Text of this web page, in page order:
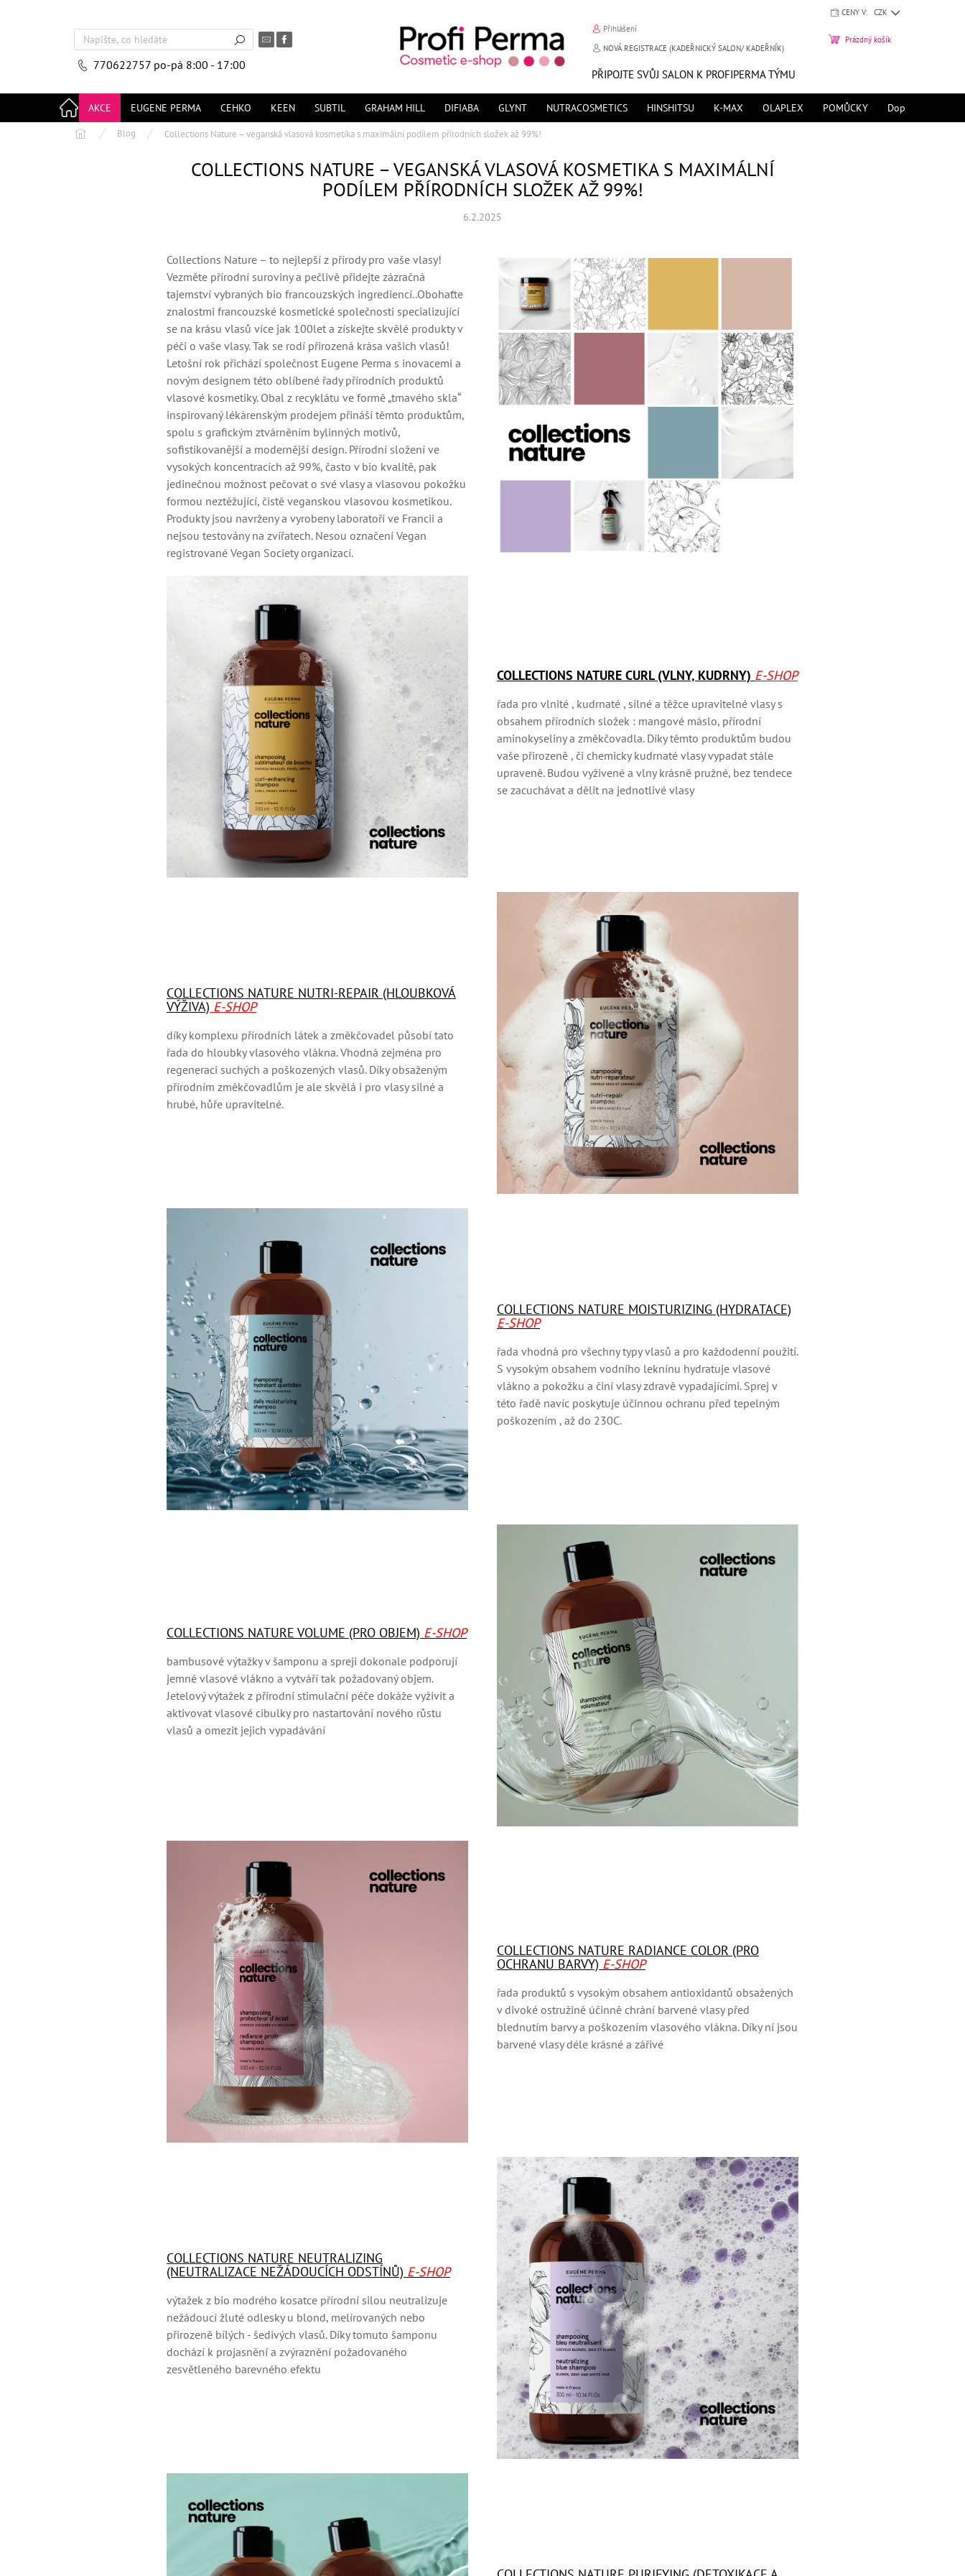
CENY V:
CZK
Přihlášení
NOVÁ REGISTRACE (KADEŘNICKÝ SALON/ KADEŘNÍK)
PŘIPOJTE SVŮJ SALON K PROFIPERMA TÝMU
770622757 po-pá 8:00 - 17:00
NÁKUPNÍ
Prázdný košík
AKCE EUGENE PERMA CEHKO KEEN SUBTIL GRAHAM HILL DIFIABA GLYNT NUTRACOSMETICS HINSHITSU K-MAX OLAPLEX POMŮCKY Doprava zdarma
Domů Blog Collections Nature – veganská vlasová kosmetika s maximální podílem přírodních složek až 99%!
COLLECTIONS NATURE – VEGANSKÁ VLASOVÁ KOSMETIKA S MAXIMÁLNÍ
PODÍLEM PŘÍRODNÍCH SLOŽEK AŽ 99%!
6.2.2025
Collections Nature – to nejlepší z přírody pro vaše vlasy!
Vezměte přírodní suroviny a pečlivě přidejte zázračná
tajemství vybraných bio francouzských ingrediencí..Obohaťte
znalostmi francouzské kosmetické společnosti specializující
se na krásu vlasů více jak 100let a získejte skvělé produkty v
péči o vaše vlasy. Tak se rodí přirozená krása vašich vlasů!
Letošní rok přichází společnost Eugene Perma s inovacemi a
novým designem této oblíbené řady přírodních produktů
vlasové kosmetiky. Obal z recyklátu ve formě „tmavého skla“
inspirovaný lékárenským prodejem přináší těmto produktům,
spolu s grafickým ztvárněním bylinných motivů,
sofistikovanější a modernější design. Přírodní složení ve
vysokých koncentracích až 99%, často v bio kvalitě, pak
jedinečnou možnost pečovat o své vlasy a vlasovou pokožku
formou neztěžující, čistě veganskou vlasovou kosmetikou.
Produkty jsou navrženy a vyrobeny laboratoří ve Francii a
nejsou testovány na zvířatech. Nesou označení Vegan
registrované Vegan Society organizací.
COLLECTIONS NATURE CURL (VLNY, KUDRNY) E-SHOP
řada pro vlnité , kudrnaté , silné a těžce upravitelné vlasy s
obsahem přírodních složek : mangové máslo, přírodní
aminokyseliny a změkčovadla. Díky těmto produktům budou
vaše přirozeně , či chemicky kudrnaté vlasy vypadat stále
upraveně. Budou vyživené a vlny krásně pružné, bez tendece
se zacuchávat a dělit na jednotlivé vlasy
COLLECTIONS NATURE NUTRI-REPAIR (HLOUBKOVÁ
VÝŽIVA) E-SHOP
díky komplexu přírodních látek a změkčovadel působí tato
řada do hloubky vlasového vlákna. Vhodná zejména pro
regeneraci suchých a poškozených vlasů. Díky obsaženým
přírodním změkčovadlům je ale skvělá i pro vlasy silné a
hrubé, hůře upravitelné.
COLLECTIONS NATURE MOISTURIZING (HYDRATACE)
E-SHOP
řada vhodná pro všechny typy vlasů a pro každodenní použití.
S vysokým obsahem vodního leknínu hydratuje vlasové
vlákno a pokožku a činí vlasy zdravě vypadajícími. Sprej v
této řadě navíc poskytuje účinnou ochranu před tepelným
poškozením , až do 230C.
COLLECTIONS NATURE VOLUME (PRO OBJEM) E-SHOP
bambusové výtažky v šamponu a spreji dokonale podporují
jemné vlasové vlákno a vytváří tak požadovaný objem.
Jetelový výtažek z přírodní stimulační péče dokáže vyživit a
aktivovat vlasové cibulky pro nastartování nového růstu
vlasů a omezit jejich vypadávání
COLLECTIONS NATURE RADIANCE COLOR (PRO
OCHRANU BARVY) E-SHOP
řada produktů s vysokým obsahem antioxidantů obsažených
v divoké ostružině účinně chrání barvené vlasy před
blednutím barvy a poškozením vlasového vlákna. Díky ní jsou
barvené vlasy déle krásné a zářivé
COLLECTIONS NATURE NEUTRALIZING
(NEUTRALIZACE NEŽÁDOUCÍCH ODSTÍNŮ) E-SHOP
výtažek z bio modrého kosatce přírodní silou neutralizuje
nežádoucí žluté odlesky u blond, melírovaných nebo
přirozeně bílých - šedivých vlasů. Díky tomuto šamponu
dochází k projasnění a zvýraznění požadovaného
zesvětleného barevného efektu